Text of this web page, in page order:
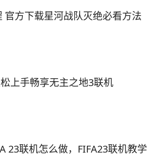
官方下载星河战队灭绝必看方法
上手畅享无主之地3联机
23联机怎么做，FIFA23联机教学